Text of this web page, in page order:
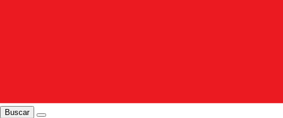
Buscar